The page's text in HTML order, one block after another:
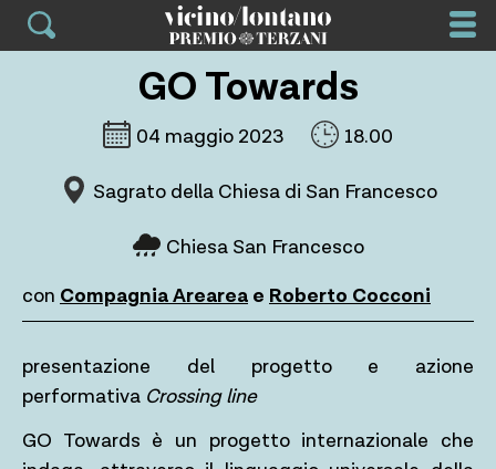
Skip
GO Towards
04 maggio 2023 18.00
Sagrato della Chiesa di San Francesco
Chiesa San Francesco
con Compagnia Arearea e Roberto Cocconi
presentazione del progetto e azione
performativa Crossing line
GO Towards è un progetto internazionale che